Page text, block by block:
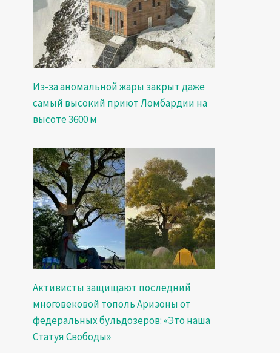
Из-за аномальной жары закрыт даже
самый высокий приют Ломбардии на
высоте 3600 м
Активисты защищают последний
многовековой тополь Аризоны от
федеральных бульдозеров: «Это наша
Статуя Свободы»